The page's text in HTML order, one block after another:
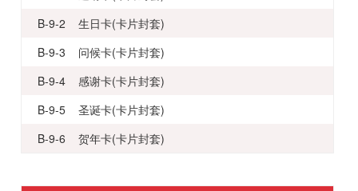
B-9-2 生日卡(卡片封套)
B-9-3 问候卡(卡片封套)
B-9-4 感谢卡(卡片封套)
B-9-5 圣诞卡(卡片封套)
B-9-6 贺年卡(卡片封套)